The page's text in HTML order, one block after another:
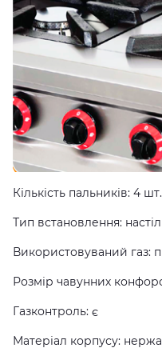
Кількість пальників: 4 шт.
Тип встановлення:
Використовуваний газ:
Розмір чавунних
Газконтроль: є
Матеріал корпусу: